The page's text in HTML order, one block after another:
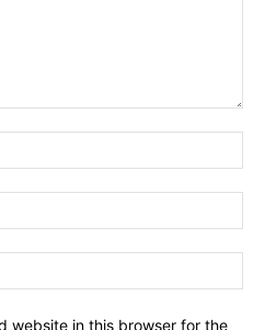
website in this browser for the